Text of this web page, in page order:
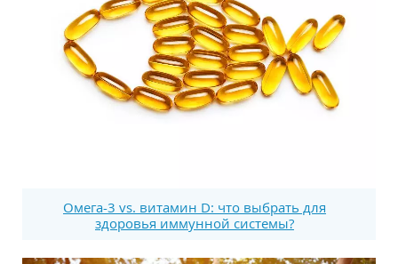
Омега-3 vs. витамин D: что выбрать для
здоровья иммунной системы?